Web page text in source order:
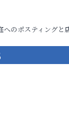
へのポスティングと